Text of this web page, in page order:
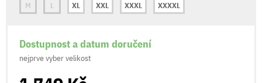
M
L XL XXL XXXL XXXXL
Dostupnost a datum doručení
nejprve vyber velikost